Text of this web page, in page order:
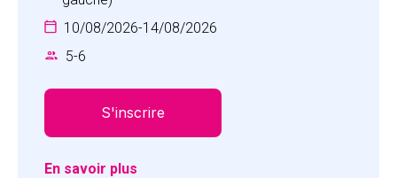
bases de chaque sport, renforçant ainsi leur
activités dynamiques et adaptées à leur âge
10/08/2026-14/08/2026
5-6
S'inscrire
En savoir plus